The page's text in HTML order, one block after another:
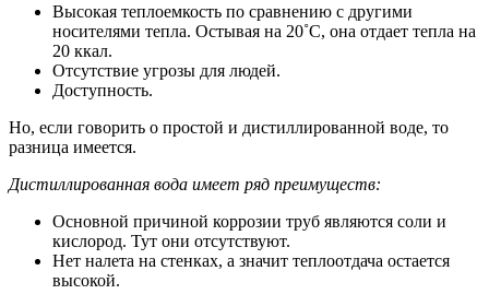
Высокая теплоемкость по сравнению с другими
носителями тепла. Остывая на 20˚С, она отдает тепла на
20 ккал.
Отсутствие угрозы для людей.
Доступность.
Но, если говорить о простой и дистиллированной воде, то
разница имеется.
Дистиллированная вода имеет ряд преимуществ:
Основной причиной коррозии труб являются соли и
кислород. Тут они отсутствуют.
Нет налета на стенках, а значит теплоотдача остается
высокой.